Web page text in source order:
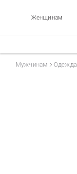
Женщинам
Мужчинам Одежда